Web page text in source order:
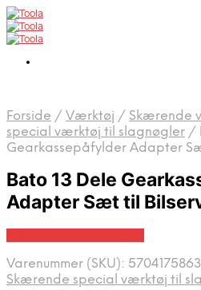
Forside / Værktøj / Skærende
special værktøj til slag­nøgler /
Gearkassepåfylder Adapter
Bato 13 Dele
Adapter Sæt til
Varenummer (SKU):
Skærende special værktøj til